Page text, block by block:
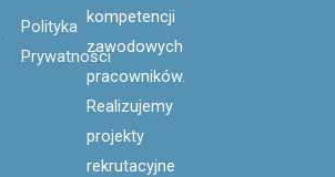
Polityka
Prywatności
kompetencji
zawodowych
pracowników.
Realizujemy
projekty
rekrutacyjne